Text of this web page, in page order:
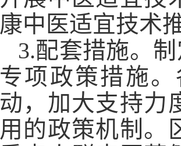
康中医适宜技术
3.配套措施。
专项政策措施
动，加大支持力
用的政策机制。